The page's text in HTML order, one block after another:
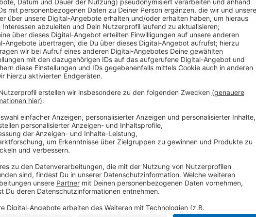
Laut der Apothekerkammer Nordrhein blieb die Zahl der
2024 stabil, obwohl landesweit immer mehr schließen.
jede achte Apotheke in der Region dichtgemacht. Zuletzt
Im Jahr 2024 schloss nur eine Apotheke in Krefeld,
Schließungen verzeichnet wurden.
Anzeige
Herausforderungen und Forderungen
Anzeige
Die Apothekerkammer nennt zu wenig Honorar, zu viel
Fachkräftemangel als Ursachen für die Schließungen. In
Apotheken schließen. Die Kammer fordert mehr
Apothekenlandschaft zu stabilisieren.